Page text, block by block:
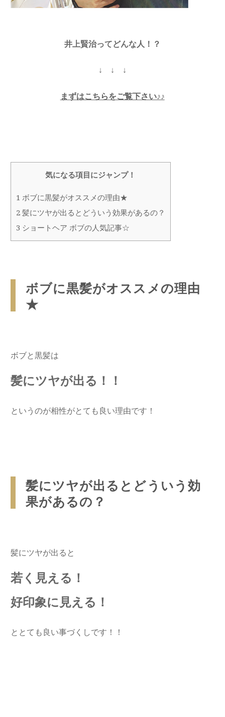
井上賢治ってどんな人！？
↓ ↓ ↓
まずはこちらをご覧下さい♪♪
気になる項目にジャンプ！
1 ボブに黒髪がオススメの理由★
2髪にツヤが出るとどういう効果があるの？
3 ショートヘア ボブの人気記事☆
ボブに黒髪がオススメの理由
★
ボブと黒髪は
髪にツヤが出る！！
というのが相性がとても良い理由です！
髪にツヤが出るとどういう効
果があるの？
髪にツヤが出ると
若く見える！
好印象に見える！
ととても良い事づくしです！！